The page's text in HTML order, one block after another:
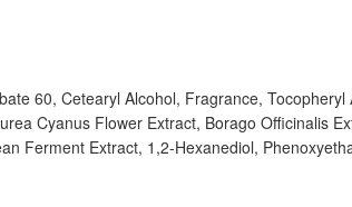
60, Cetearyl Alcohol, Fragrance, Tocopheryl
Cyanus Flower Extract, Borago Officinalis
Ferment Extract, 1,2-Hexanediol,